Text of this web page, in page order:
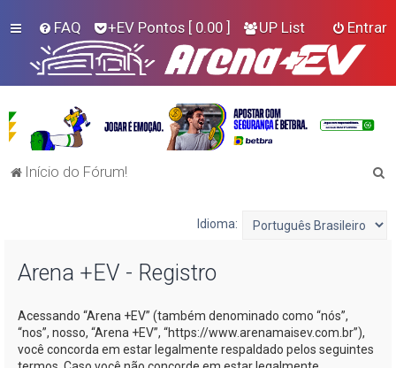
FAQ +EV Pontos [ 0.00 ] UP List Entrar
Início do Fórum!
Idioma:
Arena +EV - Registro
Acessando “Arena +EV” (também denominado como “nós”,
“nos”, nosso, “Arena +EV”, “https://www.arenamaisev.com.br”),
você concorda em estar legalmente respaldado pelos seguintes